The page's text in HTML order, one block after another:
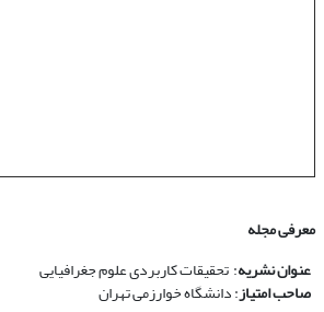
معرفی مجله
عنوان نشریه: تحقیقات کاربردی علوم جغرافیایی
صاحب امتیاز: دانشگاه خوارزمی تهران